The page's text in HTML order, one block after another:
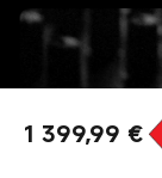
1 399,99 €